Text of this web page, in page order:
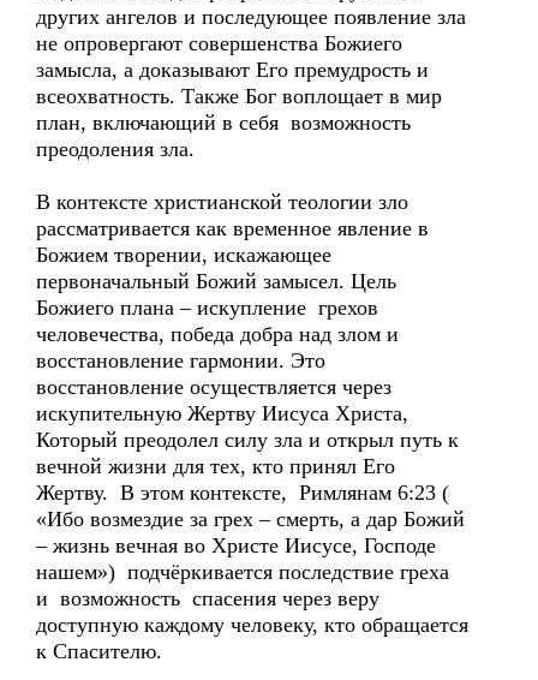
других ангелов и последующее появление зла
не опровергают совершенства Божиего
замысла, а доказывают Его премудрость и
всеохватность. Также Бог воплощает в мир
план, включающий в себя возможность
преодоления зла.
В контексте христианской теологии зло
рассматривается как временное явление в
Божием творении, искажающее
первоначальный Божий замысел. Цель
Божиего плана – искупление грехов
человечества, победа добра над злом и
восстановление гармонии. Это
восстановление осуществляется через
искупительную Жертву Иисуса Христа,
Который преодолел силу зла и открыл путь к
вечной жизни для тех, кто принял Его
Жертву. В этом контексте, Римлянам 6:23 (
«Ибо возмездие за грех – смерть, а дар Божий
– жизнь вечная во Христе Иисусе, Господе
нашем») подчёркивается последствие греха
и возможность спасения через веру
доступную каждому человеку, кто обращается
к Спасителю.